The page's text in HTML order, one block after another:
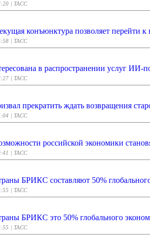
| ТАСС
конъюнктура позволяет перейти
| ТАСС
в распространении услуг ИИ-
| ТАСС
прекратить ждать возвращения
| ТАСС
российской экономики
| ТАСС
БРИКС составляют 50%
| ТАСС
БРИКС это 50% глобального
| ТАСС